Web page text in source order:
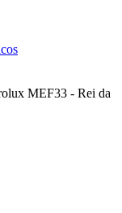
MEF33 - Rei da